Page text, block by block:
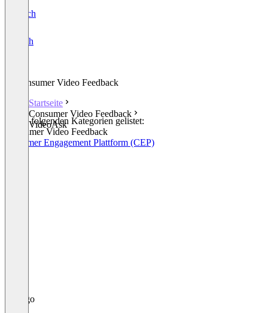
Deutsch
English
Consumer Video Feedback
Startseite
Consumer Video Feedback
VideoAsk
In den folgenden Kategorien gelistet:
Consumer Video Feedback
Customer Engagement Plattform (CEP)